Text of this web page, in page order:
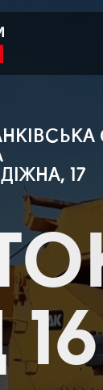
17